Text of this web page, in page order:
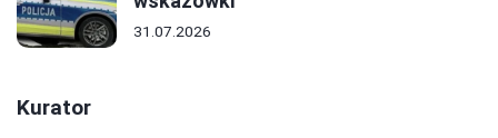
31.07.2026
Kurator